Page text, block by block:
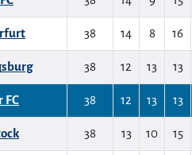
38 14 8 16
38 12 13 13
FC 38 12 13 13
38 13 10 15